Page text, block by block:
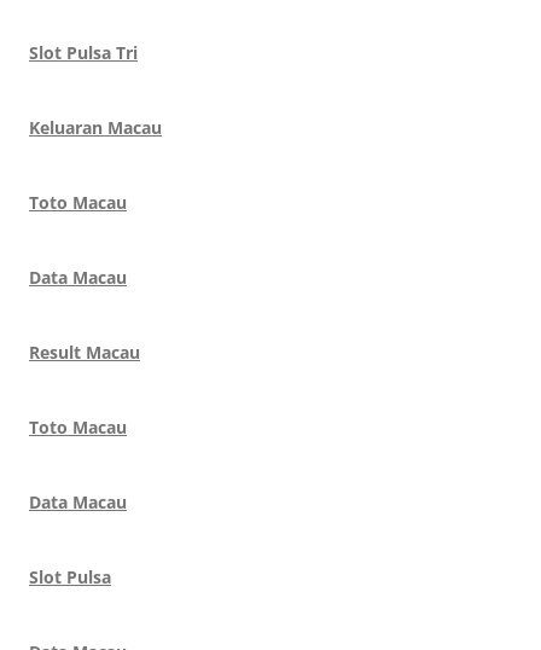
Slot Pulsa Tri
Keluaran Macau
Toto Macau
Data Macau
Result Macau
Toto Macau
Data Macau
Slot Pulsa